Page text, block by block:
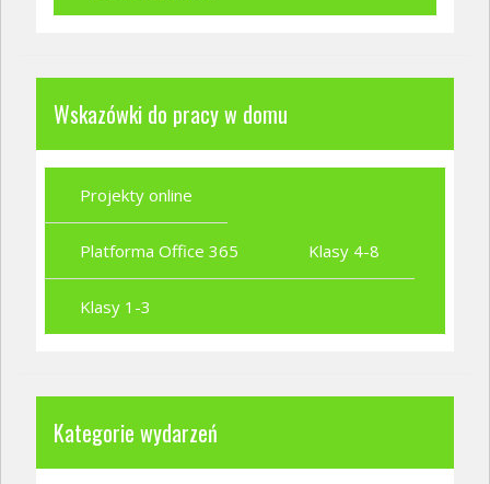
Wskazówki do pracy w domu
Projekty online
Platforma Office 365 Klasy 4-8
Klasy 1-3
Kategorie wydarzeń